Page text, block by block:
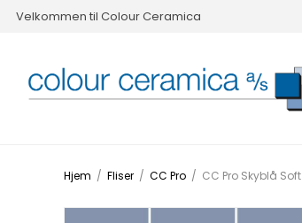
Velkommen til Colour Ceramica
Hjem / Fliser / CC Pro / CC Pro Skyblå